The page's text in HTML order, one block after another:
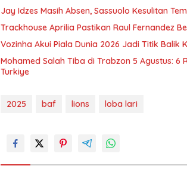
Jay Idzes Masih Absen, Sassuolo Kesulitan
Trackhouse Aprilia Pastikan Raul Fernandez
Vozinha Akui Piala Dunia 2026 Jadi Titik Balik
Mohamed Salah Tiba di Trabzon 5 Agustus:
Turkiye
2025 baf lions loba lari